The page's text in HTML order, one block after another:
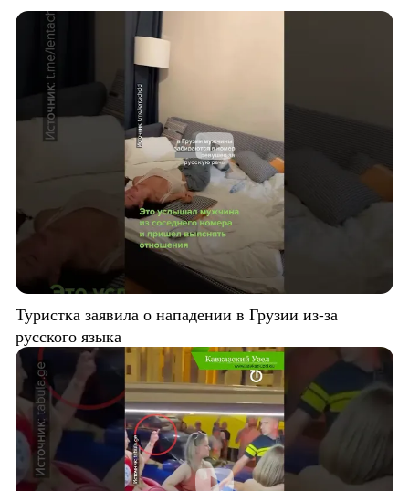
Туристка заявила о нападении в Грузии из-за
русского языка